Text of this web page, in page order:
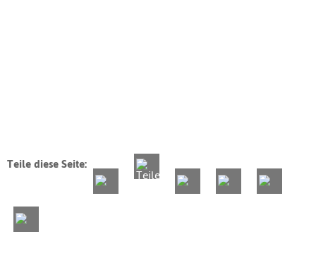
Teile diese Seite: